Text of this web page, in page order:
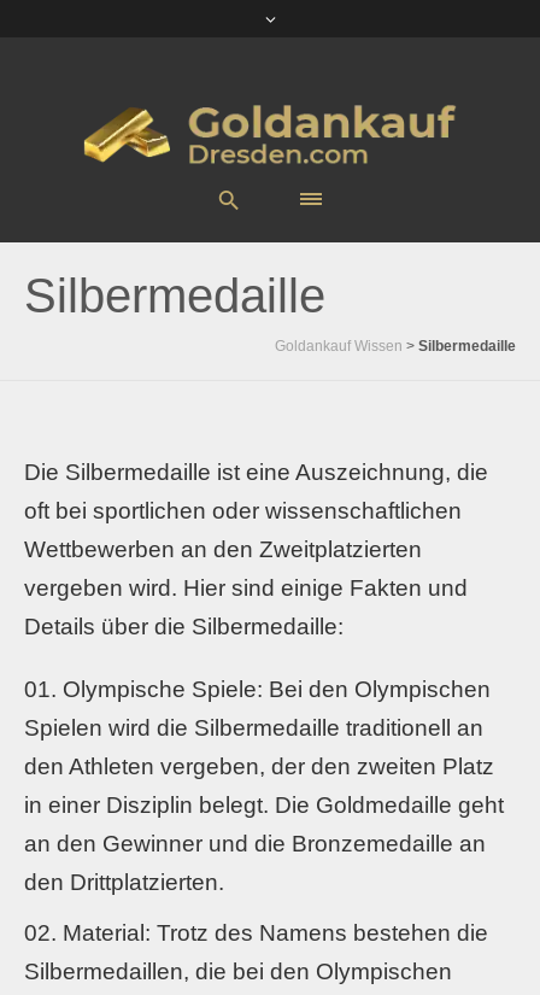
Silbermedaille
Goldankauf Wissen > Silbermedaille
Die Silbermedaille ist eine Auszeichnung, die
oft bei sportlichen oder wissenschaftlichen
Wettbewerben an den Zweitplatzierten
vergeben wird. Hier sind einige Fakten und
Details über die Silbermedaille:
Olympische Spiele: Bei den Olympischen
Spielen wird die Silbermedaille traditionell an
den Athleten vergeben, der den zweiten Platz
in einer Disziplin belegt. Die Goldmedaille geht
an den Gewinner und die Bronzemedaille an
den Drittplatzierten.
Material: Trotz des Namens bestehen die
Silbermedaillen, die bei den Olympischen